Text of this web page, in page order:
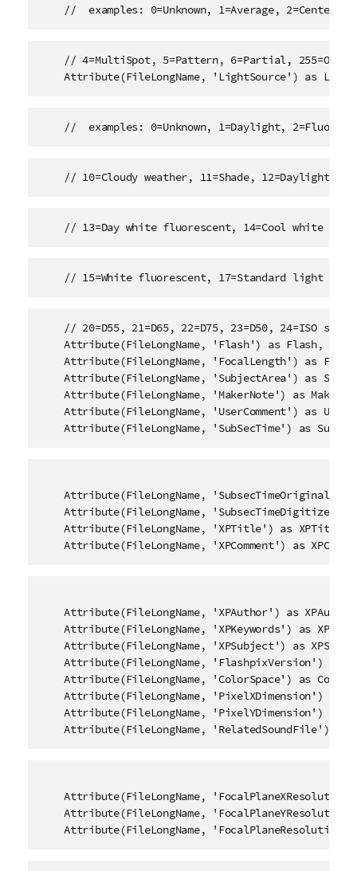
//  examples: 0=Unknown, 1=Average,
// 4=MultiSpot, 5=Pattern, 6=Partial,
Attribute(FileLongName, 'LightSource') as
//  examples: 0=Unknown, 1=Daylight,
// 10=Cloudy weather, 11=Shade, 12=Daylight
// 13=Day white fluorescent, 14=Cool white
// 15=White fluorescent, 17=Standard light A,
// 20=D55, 21=D65, 22=D75, 23=D50, 24=ISO
    Attribute(FileLongName, 'Flash') as Flash,
Attribute(FileLongName, 'FocalLength') as
Attribute(FileLongName, 'SubjectArea') as
Attribute(FileLongName, 'MakerNote') as
Attribute(FileLongName, 'UserComment') as
Attribute(FileLongName, 'SubSecTime') as
Attribute(FileLongName, 'SubsecTimeOriginal')
Attribute(FileLongName, 'SubsecTimeDigitized')
    Attribute(FileLongName, 'XPTitle') as XPTitle,
Attribute(FileLongName, 'XPComment') as
Attribute(FileLongName, 'XPAuthor') as
Attribute(FileLongName, 'XPKeywords') as
Attribute(FileLongName, 'XPSubject') as
Attribute(FileLongName, 'FlashpixVersion') as
Attribute(FileLongName, 'ColorSpace') as
Attribute(FileLongName, 'PixelXDimension') as
Attribute(FileLongName, 'PixelYDimension') as
Attribute(FileLongName, 'RelatedSoundFile') as
Attribute(FileLongName,
Attribute(FileLongName,
Attribute(FileLongName,